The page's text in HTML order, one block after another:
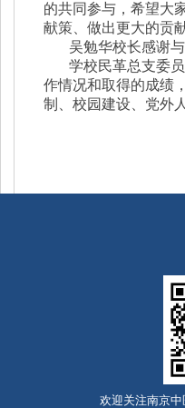
的共同参与，希望大
献策、做出更大的贡献
吴勉华校长感谢
学校民革总支委
作情况和取得的成绩
制、校园建设、党外
欢迎关注南京